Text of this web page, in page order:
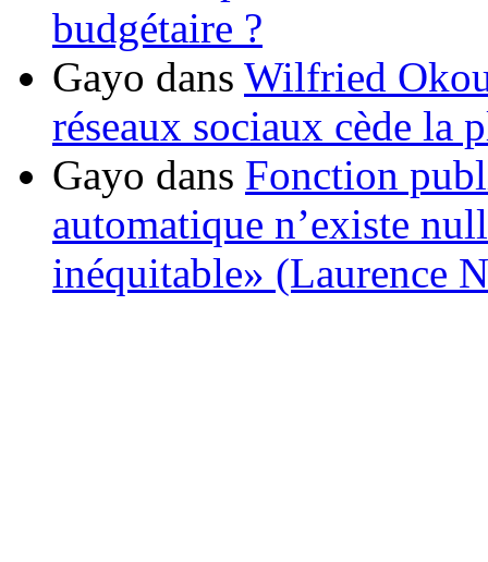
budgétaire ?
Gayo dans Wilfried
réseaux sociaux cède la
Gayo dans Fonction
automatique n’existe
inéquitable» (Laurence